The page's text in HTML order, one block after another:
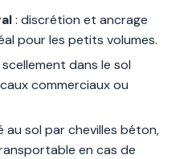
: discrétion et ancrage
pour les petits volumes.
scellement dans le sol
commerciaux ou
au sol par chevilles béton,
en cas de